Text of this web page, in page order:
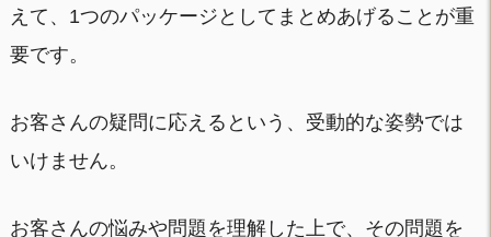
えて、1つのパッケージとしてまとめあげることが重
要です。
お客さんの疑問に応えるという、受動的な姿勢では
いけません。
お客さんの悩みや問題を理解した上で、その問題を